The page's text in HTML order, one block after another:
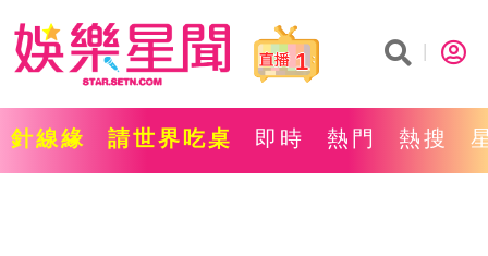
1
針線緣 請世界吃桌 即時 熱門 熱搜